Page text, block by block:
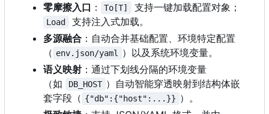
零摩擦入口 ： To[T] 支持一键加载配置对象；
Load
支持注入式加载。
多源融合 ：自动合并基础配置、环境特定配置
（ env.json/yaml
）以及系统环境变量。
语义映射 ：通过下划线分隔的环境变量
（如
DB_HOST ）自动智能穿透映射到结构体嵌
套字段（ {"db":{"host":...}} ）。